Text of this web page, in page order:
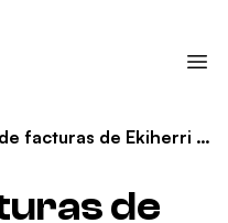
Taller de facturas de Ekiherri (eu)
de